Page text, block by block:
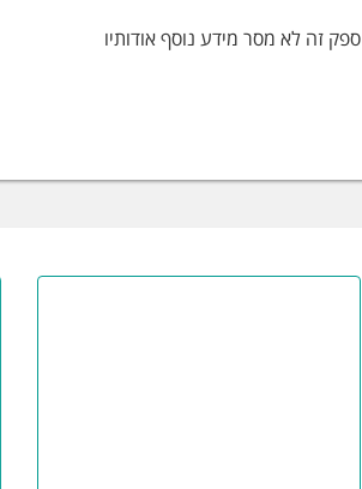
ספק זה לא מסר מידע נוסף אודותיו